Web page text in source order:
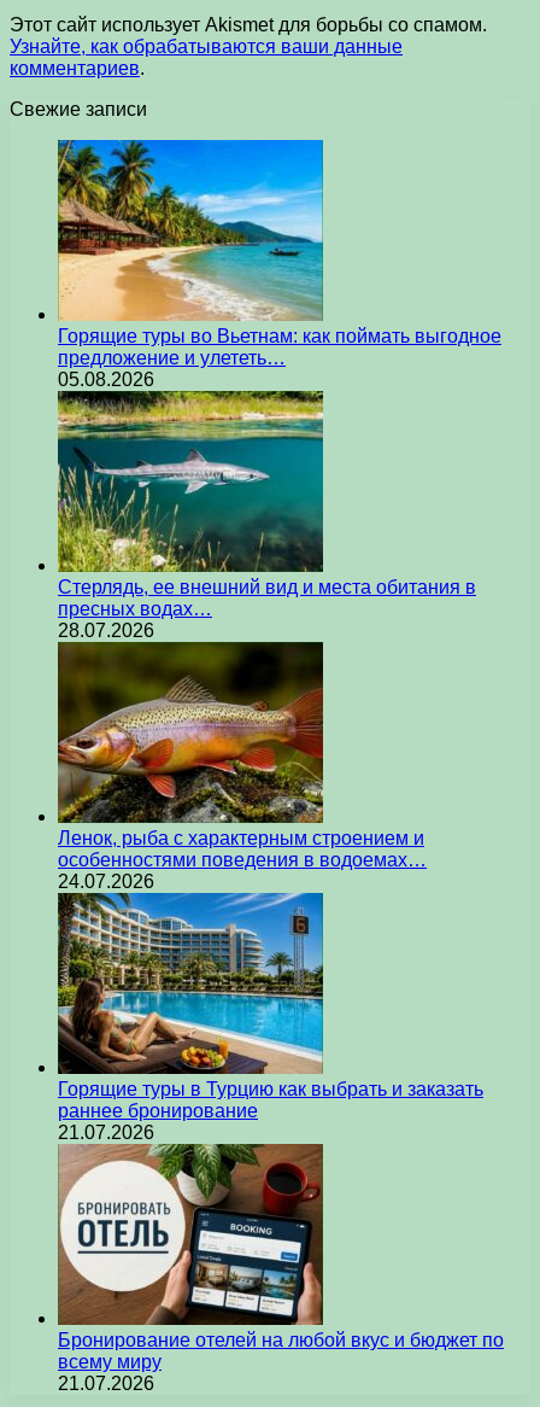
Этот сайт использует Akismet для борьбы со спамом.
Узнайте, как обрабатываются ваши данные
комментариев.
Свежие записи
Горящие туры во Вьетнам: как поймать выгодное
предложение и улететь…
05.08.2026
Стерлядь, ее внешний вид и места обитания в
пресных водах…
28.07.2026
Ленок, рыба с характерным строением и
особенностями поведения в водоемах…
24.07.2026
Горящие туры в Турцию как выбрать и заказать
раннее бронирование
21.07.2026
Бронирование отелей на любой вкус и бюджет по
всему миру
21.07.2026